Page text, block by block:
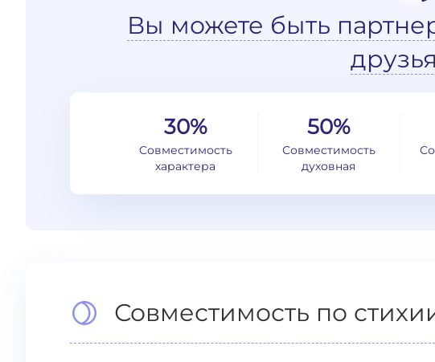
Вы можете быть
30%
Совместимость
характера
50%
Совместимость
духовная
Совместимость по